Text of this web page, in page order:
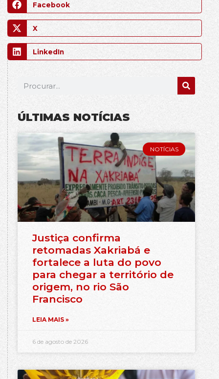
Facebook
X
LinkedIn
ÚLTIMAS NOTÍCIAS
NOTÍCIAS
Justiça confirma
retomadas Xakriabá e
fortalece a luta do povo
para chegar a território de
origem, no rio São
Francisco
LEIA MAIS »
6 de agosto de 2026